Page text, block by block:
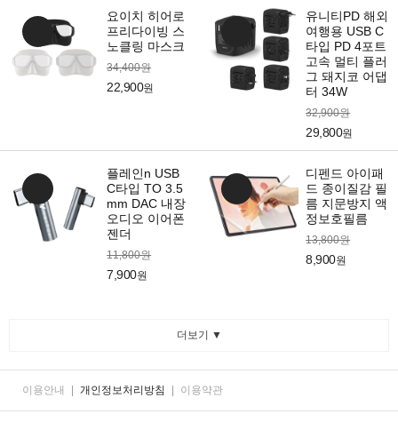
요이치 히어로
프리다이빙 스
노클링 마스크
34,400원
22,900원
유니티PD 해외
여행용 USB C
타입 PD 4포트
고속 멀티 플러
그 돼지코 어댑
터 34W
32,900원
29,800원
플레인n USB
C타입 TO 3.5
mm DAC 내장
오디오 이어폰
젠더
11,800원
7,900원
디펜드 아이패
드 종이질감 필
름 지문방지 액
정보호필름
13,800원
8,900원
더보기 ▼
이용안내 개인정보처리방침 이용약관